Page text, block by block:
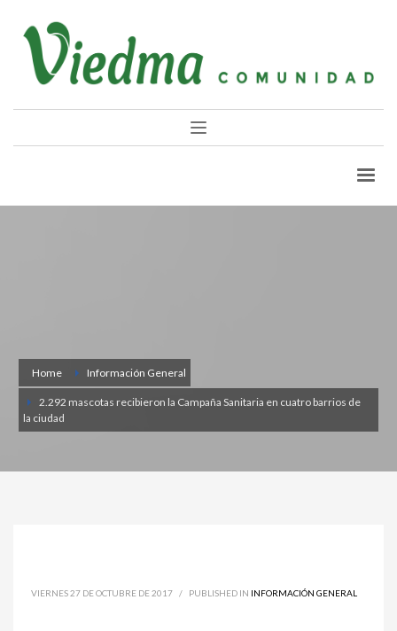
Home Información General
2.292 mascotas recibieron la Campaña Sanitaria en cuatro barrios de
la ciudad
VIERNES 27 DE OCTUBRE DE 2017 / PUBLISHED IN INFORMACIÓN GENERAL